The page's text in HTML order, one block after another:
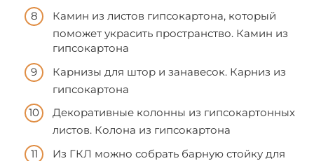
Камин из листов гипсокартона, который
поможет украсить пространство. Камин из
гипсокартона
Карнизы для штор и занавесок. Карниз из
гипсокартона
Декоративные колонны из гипсокартонных
листов. Колона из гипсокартона
Из ГКЛ можно собрать барную стойку для